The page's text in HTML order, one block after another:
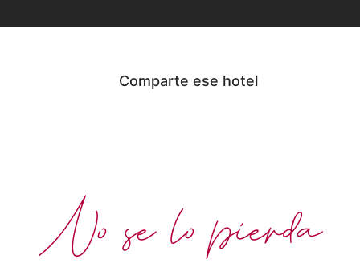
Comparte ese hotel
No se lo pierda